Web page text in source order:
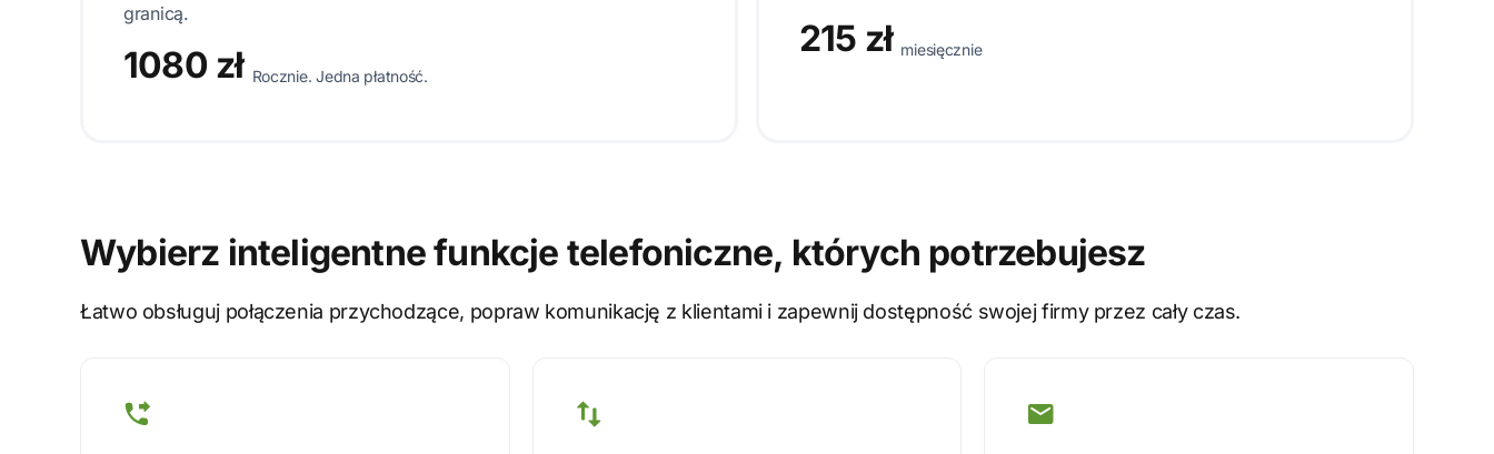
granicą.
1080 zł Rocznie. Jedna płatność.
215 zł miesięcznie
Wybierz inteligentne funkcje telefoniczne, których potrzebujesz
Łatwo obsługuj połączenia przychodzące, popraw komunikację z klientami i zapewnij dostępność swojej firmy przez cały czas.